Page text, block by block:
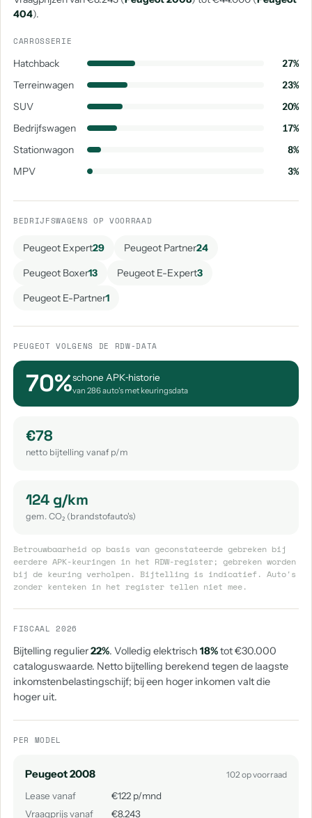
404).
CARROSSERIE
Hatchback
27%
Terreinwagen
23%
SUV
20%
Bedrijfswagen
17%
Stationwagon
8%
MPV
3%
BEDRIJFSWAGENS OP VOORRAAD
Peugeot Expert29 Peugeot Partner24
Peugeot Boxer13 Peugeot E-Expert3
Peugeot E-Partner1
PEUGEOT VOLGENS DE RDW-DATA
70%schone APK‑historie
van 286 auto's met keuringsdata
€78
netto bijtelling vanaf p/m
124 g/km
gem. CO₂ (brandstofauto's)
Betrouwbaarheid op basis van geconstateerde gebreken bij
eerdere APK-keuringen in het RDW-register; gebreken worden
bij de keuring verholpen. Bijtelling is indicatief. Auto's
zonder kenteken in het register tellen niet mee.
FISCAAL 2026
Bijtelling regulier22%. Volledig elektrisch 18%tot €30.000
cataloguswaarde. Netto bijtelling berekend tegen de laagste
inkomstenbelastingschijf; bij een hoger inkomen valt die
hoger uit.
PER MODEL
Peugeot 2008 102 op voorraad
Lease vanaf
€122 p/mnd
Vraagprijs vanaf
€8.243